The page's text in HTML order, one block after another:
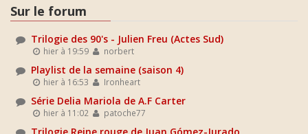
Sur le forum
Trilogie des 90's - Julien Freu (Actes Sud)
hier à 19:59 norbert
Playlist de la semaine (saison 4)
hier à 16:53 Ironheart
Série Delia Mariola de A.F Carter
hier à 11:02 patoche77